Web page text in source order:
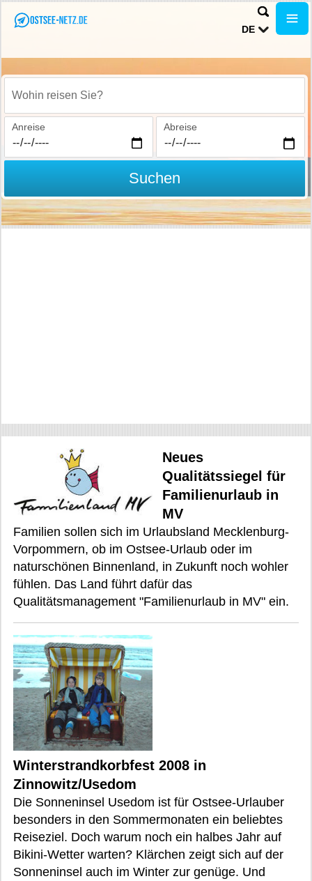
DE
Wohin reisen Sie?
Anreise Abreise
Suchen
Neues
Qualitätssiegel für
Familienurlaub in
MV
Familien sollen sich im Urlaubsland Mecklenburg-
Vorpommern, ob im Ostsee-Urlaub oder im
naturschönen Binnenland, in Zukunft noch wohler
fühlen. Das Land führt dafür das
Qualitätsmanagement "Familienurlaub in MV" ein.
Winterstrandkorbfest 2008 in
Zinnowitz/Usedom
Die Sonneninsel Usedom ist für Ostsee-Urlauber
besonders in den Sommermonaten ein beliebtes
Reiseziel. Doch warum noch ein halbes Jahr auf
Bikini-Wetter warten? Klärchen zeigt sich auf der
Sonneninsel auch im Winter zur genüge. Und